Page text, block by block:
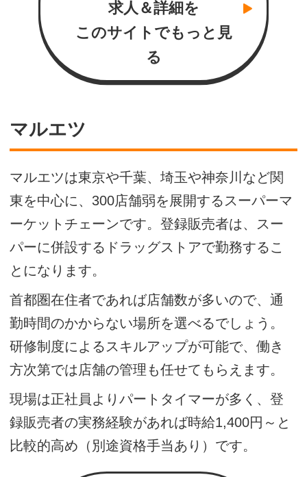
求人＆詳細を
このサイトでもっと見
る
マルエツ
マルエツは東京や千葉、埼玉や神奈川など関
東を中心に、300店舗弱を展開するスーパーマ
ーケットチェーンです。登録販売者は、スー
パーに併設するドラッグストアで勤務するこ
とになります。
首都圏在住者であれば店舗数が多いので、通
勤時間のかからない場所を選べるでしょう。
研修制度によるスキルアップが可能で、働き
方次第では店舗の管理も任せてもらえます。
現場は正社員よりパートタイマーが多く、登
録販売者の実務経験があれば時給1,400円～と
比較的高め（別途資格手当あり）です。